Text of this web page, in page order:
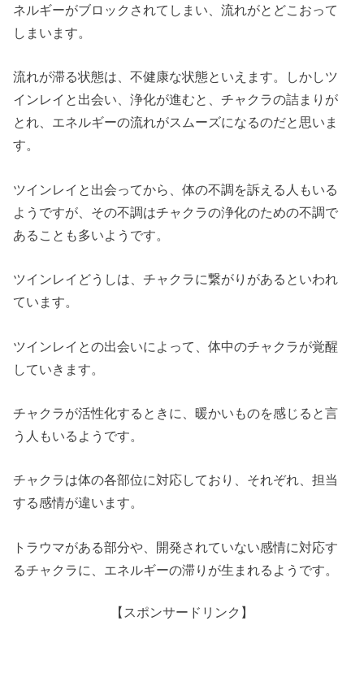
ネルギーがブロックされてしまい、流れがとどこおって
しまいます。
流れが滞る状態は、不健康な状態といえます。しかしツ
インレイと出会い、浄化が進むと、チャクラの詰まりが
とれ、エネルギーの流れがスムーズになるのだと思いま
す。
ツインレイと出会ってから、体の不調を訴える人もいる
ようですが、その不調はチャクラの浄化のための不調で
あることも多いようです。
ツインレイどうしは、チャクラに繋がりがあるといわれ
ています。
ツインレイとの出会いによって、体中のチャクラが覚醒
していきます。
チャクラが活性化するときに、暖かいものを感じると言
う人もいるようです。
チャクラは体の各部位に対応しており、それぞれ、担当
する感情が違います。
トラウマがある部分や、開発されていない感情に対応す
るチャクラに、エネルギーの滞りが生まれるようです。
【スポンサードリンク】